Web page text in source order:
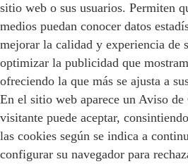
sitio web o sus usuarios. Permiten
medios puedan conocer datos
mejorar la calidad y experiencia de
optimizar la publicidad que
ofreciendo la que más se ajusta a
En el sitio web aparece un Aviso
visitante puede aceptar,
las cookies según se indica a
configurar su navegador para